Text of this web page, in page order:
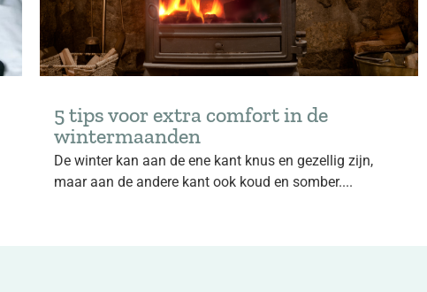
5 tips voor extra comfort in de
wintermaanden
De winter kan aan de ene kant knus en gezellig zijn,
maar aan de andere kant ook koud en somber....